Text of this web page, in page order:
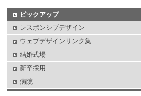
ピックアップ
レスポンシブデザイン
ウェブデザインリンク集
結婚式場
新卒採用
病院